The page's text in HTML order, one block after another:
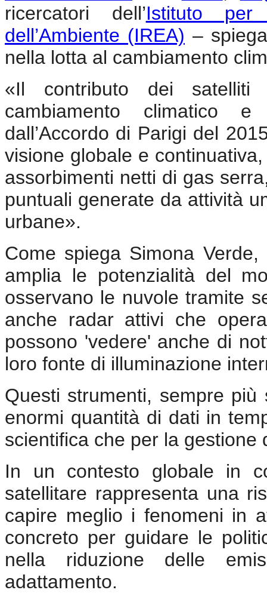
ricercatori dell’Istituto per
dell’Ambiente (IREA) –
nella lotta al cambiamento
«Il contributo dei
cambiamento climatico
dall’Accordo di Parigi del
visione globale e
assorbimenti netti di gas
puntuali generate da attività
urbane».
Come spiega Simona
amplia le potenzialità del
osservano le nuvole tramite
anche radar attivi che
possono 'vedere' anche di
loro fonte di illuminazione
Questi strumenti, sempre
enormi quantità di dati in
scientifica che per la
In un contesto globale in
satellitare rappresenta una
capire meglio i fenomeni in
concreto per guidare le
nella riduzione delle
adattamento.